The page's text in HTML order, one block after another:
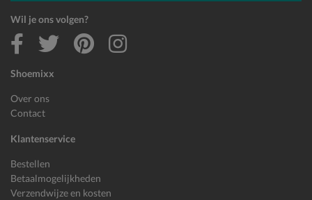
Shoemixx
Over ons
Contact
Klantenservice
Bestellen
Betaalmogelijkheden
Verzendwijze en kosten
Wil je ons volgen?